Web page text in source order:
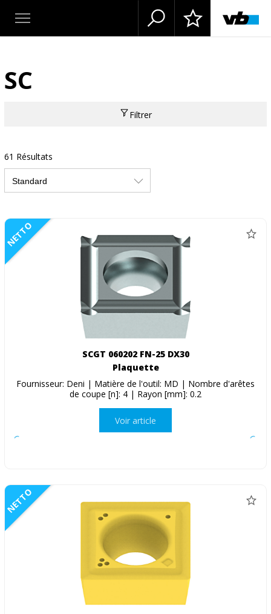
SC
Filtrer
61 Résultats
NETTO
SCGT 060202 FN-25 DX30
Plaquette
Fournisseur: Deni | Matière de l'outil: MD | Nombre d'arêtes
de coupe [n]: 4 | Rayon [mm]: 0.2
Voir article
NETTO